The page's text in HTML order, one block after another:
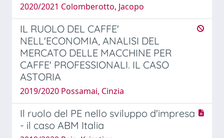
2020/2021 Colomberotto, Jacopo
IL RUOLO DEL CAFFE'
NELL'ECONOMIA, ANALISI DEL
MERCATO DELLE MACCHINE PER
CAFFE' PROFESSIONALI. IL CASO
ASTORIA
2019/2020 Possamai, Cinzia
Il ruolo del PE nello sviluppo d'impresa
- il caso ABM Italia